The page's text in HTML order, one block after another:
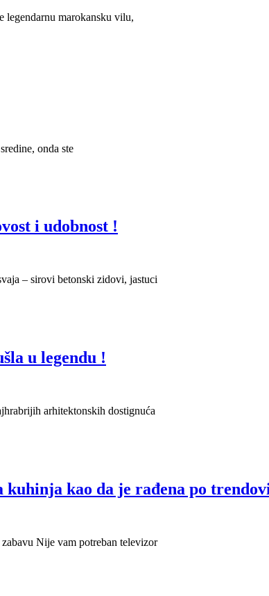
legendarnu marokansku vilu,
onda ste
i udobnost !
– sirovi betonski zidovi, jastuci
u legendu !
arhitektonskih dostignuća
kao da je rađena po
Nije vam potreban televizor